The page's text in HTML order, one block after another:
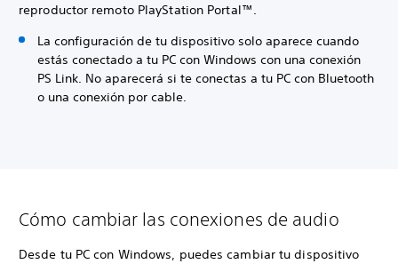
reproductor remoto PlayStation Portal™.
La configuración de tu dispositivo solo aparece cuando
estás conectado a tu PC con Windows con una conexión
PS Link. No aparecerá si te conectas a tu PC con Bluetooth
o una conexión por cable.
Cómo cambiar las conexiones de audio
Desde tu PC con Windows, puedes cambiar tu dispositivo